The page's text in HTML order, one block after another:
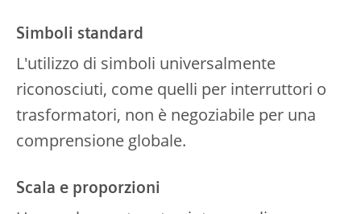
Simboli standard
L'utilizzo di simboli universalmente
riconosciuti, come quelli per interruttori o
trasformatori, non è negoziabile per una
comprensione globale.
Scala e proporzioni